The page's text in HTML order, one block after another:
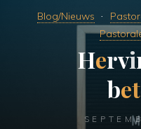
Blog/Nieuws
Hervi
bet